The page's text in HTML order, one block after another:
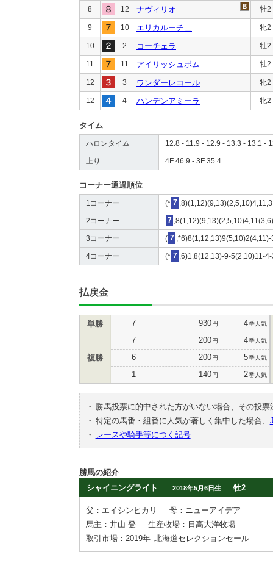
8 12 ナヴィリオ 牡2
9 10 エリカルーチェ 牝2
10 2 コーチェラ 牡2
11 11 アイリッシュボム 牡2
12 3 ワンダーレコール 牝2
12 4 ハンデンアミーラ 牝2
タイム
ハロンタイム 12.8 - 11.9 - 12.9 - 13.3 - 13.1 -
上り 4F 46.9 - 3F 35.4
コーナー通過順位
1コーナー (* 7
2コーナー 7
3コーナー ( 7 ,*6)8(1,12,13)9(5,10)2(4,11)-
4コーナー (* 7 ,6)1,8(12,13)-9-5(2,10)11-
払戻金
単勝 7 930円 4番人気
複勝
7 200円 4番人気
6 200円 5番人気
1 140円 2番人気
・
勝馬投票に的中された方がいない場合、その投
・ 特定の馬番・組番に人気が著しく集中した場合、
・
レースや騎手等につく記号
勝馬の紹介
シャイニングライト
2018年5月6日生 牡2
父：エイシンヒカリ
母：ニューアイデア
馬主：井山 登
生産牧場：日高大洋牧場
取引市場：2019年 北海道セレクションセール